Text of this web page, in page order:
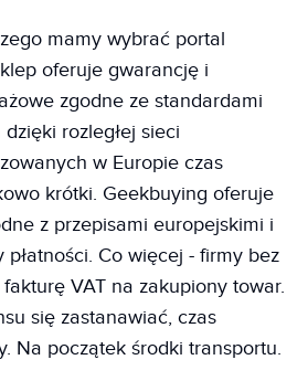
mamy wybrać portal
oferuje gwarancję i
zgodne ze standardami
rozległej sieci
w Europie czas
krótki. Geekbuying oferuje
z przepisami europejskimi i
Co więcej - firmy bez
VAT na zakupiony towar.
się zastanawiać, czas
Na początek środki transportu.